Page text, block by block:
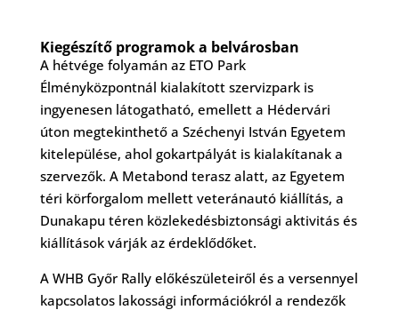
Kiegészítő programok a belvárosban
A hétvége folyamán az ETO Park
Élményközpontnál kialakított szervizpark is
ingyenesen látogatható, emellett a Hédervári
úton megtekinthető a Széchenyi István Egyetem
kitelepülése, ahol gokartpályát is kialakítanak a
szervezők. A Metabond terasz alatt, az Egyetem
téri körforgalom mellett veteránautó kiállítás, a
Dunakapu téren közlekedésbiztonsági aktivitás és
kiállítások várják az érdeklődőket.
A WHB Győr Rally előkészületeiről és a versennyel
kapcsolatos lakossági információkról a rendezők